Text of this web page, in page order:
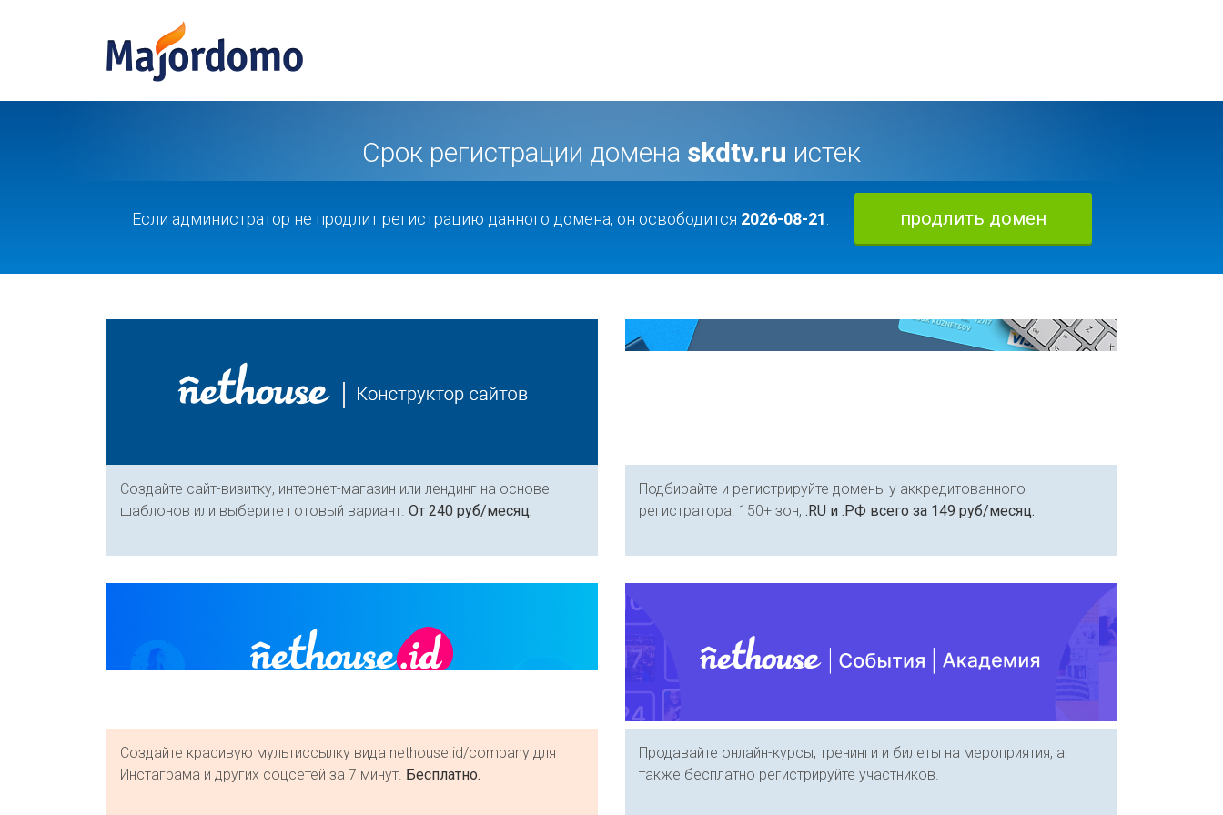
Срок регистрации домена skdtv.ru истек
Если администратор не продлит регистрацию данного домена, он освободится 2026-08-21 продлить домен
Создайте сайт-визитку, интернет-магазин или лендинг на основе
шаблонов или выберите готовый вариант. От 240 руб/месяц.
Подбирайте и регистрируйте домены у аккредитованного
регистратора. 150+ зон, .RU и .РФ всего за 149 руб/месяц.
Создайте красивую мультиссылку вида nethouse.id/company для
Инстаграма и других соцсетей за 7 минут. Бесплатно.
Продавайте онлайн-курсы, тренинги и билеты на мероприятия, а
также бесплатно регистрируйте участников.